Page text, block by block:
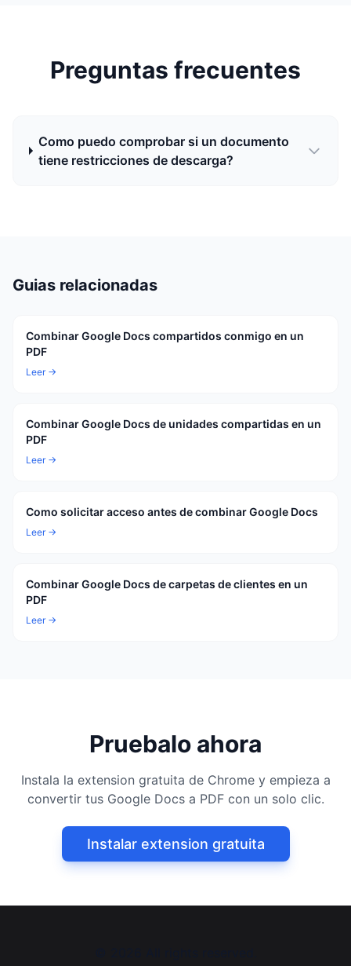
Preguntas frecuentes
Como puedo comprobar si un documento
tiene restricciones de descarga?
Guias relacionadas
Combinar Google Docs compartidos conmigo en un
PDF
Leer →
Combinar Google Docs de unidades compartidas en un
PDF
Leer →
Como solicitar acceso antes de combinar Google Docs
Leer →
Combinar Google Docs de carpetas de clientes en un
PDF
Leer →
Pruebalo ahora
Instala la extension gratuita de Chrome y empieza a
convertir tus Google Docs a PDF con un solo clic.
Instalar extension gratuita